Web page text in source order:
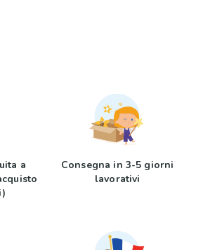
a
Consegna in 3-5 giorni
lavorativi